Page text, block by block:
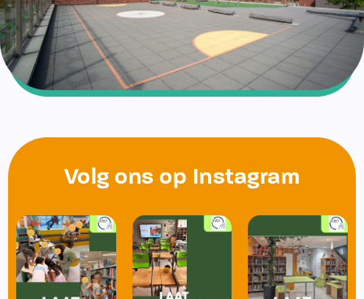
Volg ons op Instagram